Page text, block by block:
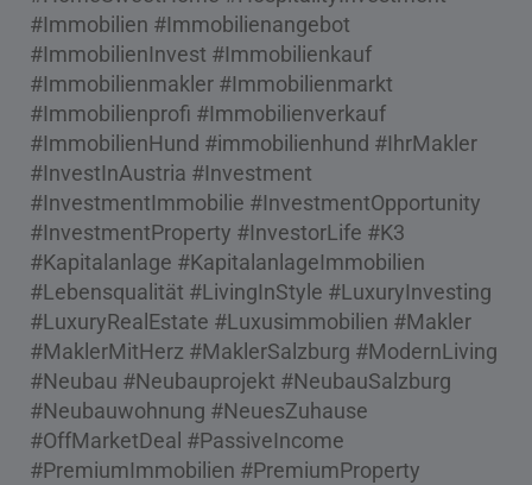
#Immobilien #Immobilienangebot
#ImmobilienInvest #Immobilienkauf
#Immobilienmakler #Immobilienmarkt
#Immobilienprofi #Immobilienverkauf
#ImmobilienHund #immobilienhund #IhrMakler
#InvestInAustria #Investment
#InvestmentImmobilie #InvestmentOpportunity
#InvestmentProperty #InvestorLife #K3
#Kapitalanlage #KapitalanlageImmobilien
#Lebensqualität #LivingInStyle #LuxuryInvesting
#LuxuryRealEstate #Luxusimmobilien #Makler
#MaklerMitHerz #MaklerSalzburg #ModernLiving
#Neubau #Neubauprojekt #NeubauSalzburg
#Neubauwohnung #NeuesZuhause
#OffMarketDeal #PassiveIncome
#PremiumImmobilien #PremiumProperty